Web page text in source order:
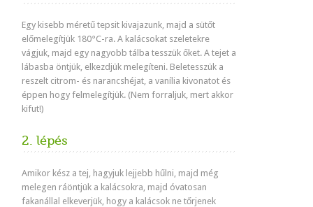
Egy kisebb méretű tepsit kivajazunk, majd a sütőt
előmelegítjük 180°C-ra. A kalácsokat szeletekre
vágjuk, majd egy nagyobb tálba tesszük őket. A tejet a
lábasba öntjük, elkezdjük melegíteni. Beletesszük a
reszelt citrom- és narancshéjat, a vanília kivonatot és
éppen hogy felmelegítjük. (Nem forraljuk, mert akkor
kifut!)
2. lépés
Amikor kész a tej, hagyjuk lejjebb hűlni, majd még
melegen ráöntjük a kalácsokra, majd óvatosan
fakanállal elkeverjük, hogy a kalácsok ne tőrjenek